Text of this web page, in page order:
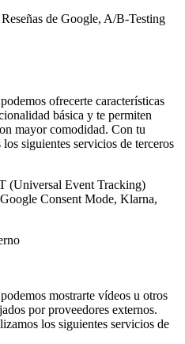
de Google, A/B-Testing
ofrecerte características
básica y te permiten
mayor comodidad. Con tu
siguientes servicios de terceros
(Universal Event Tracking)
Consent Mode, Klarna,
mostrarte vídeos u otros
por proveedores externos.
los siguientes servicios de